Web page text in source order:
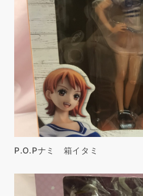
P.O.Pナミ 箱イタミ